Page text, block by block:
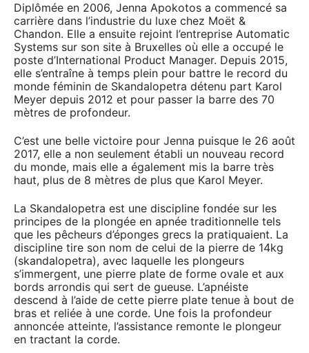
Diplômée en 2006, Jenna Apokotos a commencé sa
carrière dans l’industrie du luxe chez Moët &
Chandon. Elle a ensuite rejoint l’entreprise Automatic
Systems sur son site à Bruxelles où elle a occupé le
poste d’International Product Manager. Depuis 2015,
elle s’entraîne à temps plein pour battre le record du
monde féminin de Skandalopetra détenu part Karol
Meyer depuis 2012 et pour passer la barre des 70
mètres de profondeur.
C’est une belle victoire pour Jenna puisque le 26 août
2017, elle a non seulement établi un nouveau record
du monde, mais elle a également mis la barre très
haut, plus de 8 mètres de plus que Karol Meyer.
La Skandalopetra est une discipline fondée sur les
principes de la plongée en apnée traditionnelle tels
que les pêcheurs d’éponges grecs la pratiquaient. La
discipline tire son nom de celui de la pierre de 14kg
(skandalopetra), avec laquelle les plongeurs
s’immergent, une pierre plate de forme ovale et aux
bords arrondis qui sert de gueuse. L’apnéiste
descend à l’aide de cette pierre plate tenue à bout de
bras et reliée à une corde. Une fois la profondeur
annoncée atteinte, l’assistance remonte le plongeur
en tractant la corde.